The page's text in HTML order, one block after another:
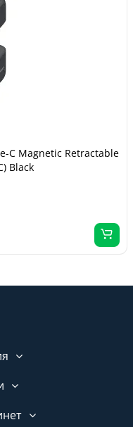
C Magnetic Retractable
Black